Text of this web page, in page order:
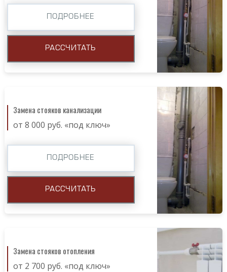
ПОДРОБНЕЕ
РАССЧИТАТЬ
Замена стояков канализации
от 8 000 руб. «под ключ»
ПОДРОБНЕЕ
РАССЧИТАТЬ
Замена стояков отопления
от 2 700 руб. «под ключ»